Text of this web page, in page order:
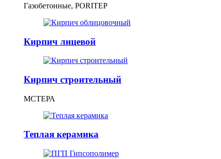
Газобетонные, PORITEP
Кирпич лицевой
Кирпич строительный
МСТЕРА
Теплая керамика